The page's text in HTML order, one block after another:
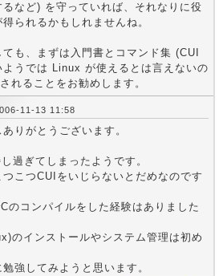
るなど) を守っていれば、それなりに役
られるかもしれませんね。
ても、まずは入門書とコマンド集 (CUI
ようでは Linux が使えるとは言えないの
れることをお勧めします。
11-13 11:58
りがとうございます。
過ぎてしまったようです。
つこつCUIをいじらないとだめなのです
のコンパイルをした経験はありました
のインストールやシステム管理は初め
強してみようと思います。